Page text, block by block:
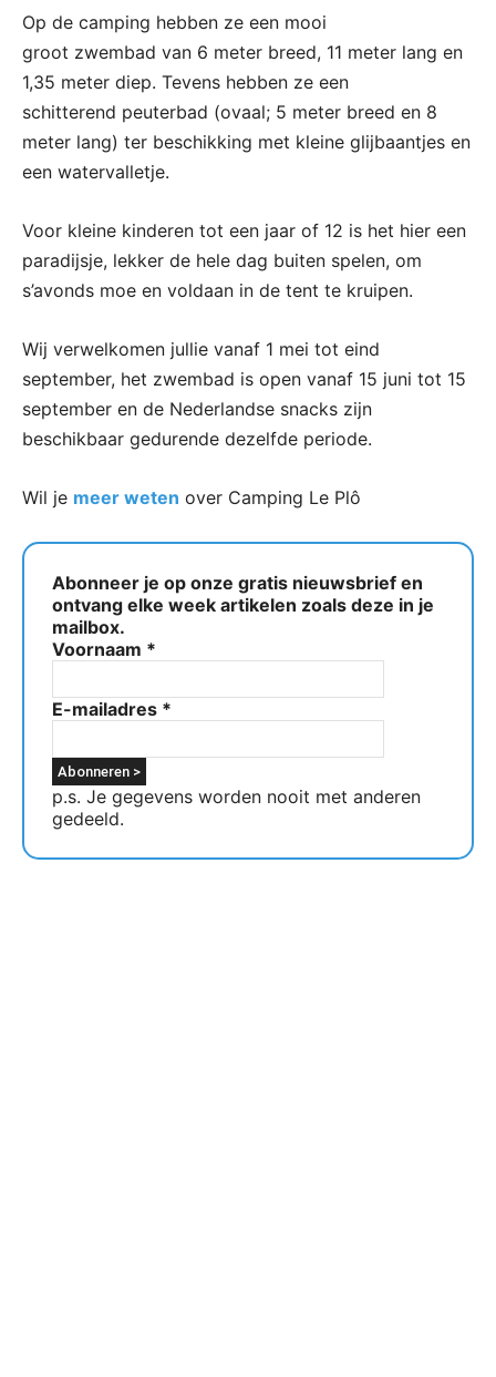
Op de camping hebben ze een mooi
groot zwembad van 6 meter breed, 11 meter lang en
1,35 meter diep. Tevens hebben ze een
schitterend peuterbad (ovaal; 5 meter breed en 8
meter lang) ter beschikking met kleine glijbaantjes en
een watervalletje.
Voor kleine kinderen tot een jaar of 12 is het hier een
paradijsje, lekker de hele dag buiten spelen, om
s’avonds moe en voldaan in de tent te kruipen.
Wij verwelkomen jullie vanaf 1 mei tot eind
september, het zwembad is open vanaf 15 juni tot 15
september en de Nederlandse snacks zijn
beschikbaar gedurende dezelfde periode.
Wil je meer weten over Camping Le Plô
Abonneer je op onze gratis nieuwsbrief en
ontvang elke week artikelen zoals deze in je
mailbox.
Voornaam *
E-mailadres *
p.s. Je gegevens worden nooit met anderen
gedeeld.